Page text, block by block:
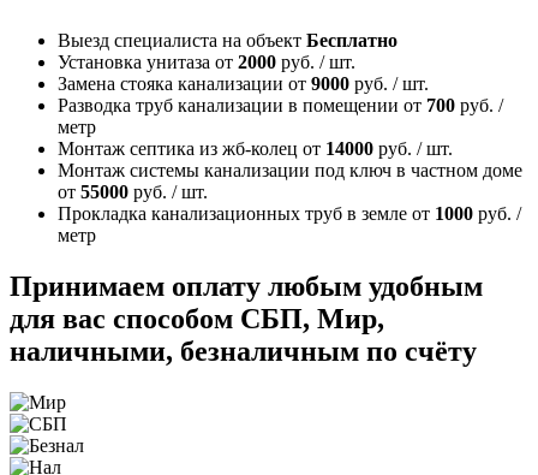
Выезд специалиста на объект Бесплатно
Установка унитаза от 2000 руб. / шт.
Замена стояка канализации от 9000 руб. / шт.
Разводка труб канализации в помещении от 700 руб. /
метр
Монтаж септика из жб-колец от 14000 руб. / шт.
Монтаж системы канализации под ключ в частном доме
от 55000 руб. / шт.
Прокладка канализационных труб в земле от 1000 руб. /
метр
Принимаем оплату любым удобным
для вас способом СБП, Мир,
наличными, безналичным по счёту